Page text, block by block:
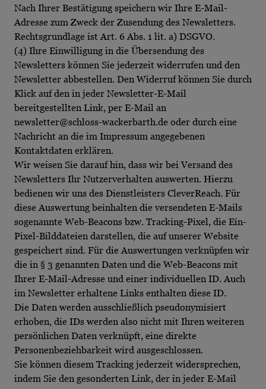
Nach Ihrer Bestätigung speichern wir Ihre E-Mail-
Adresse zum Zweck der Zusendung des Newsletters.
Rechtsgrundlage ist Art. 6 Abs. 1 lit. a) DSGVO.
(4) Ihre Einwilligung in die Übersendung des
Newsletters können Sie jederzeit widerrufen und den
Newsletter abbestellen. Den Widerruf können Sie durch
Klick auf den in jeder Newsletter-E-Mail
bereitgestellten Link, per E-Mail an
newsletter@schloss-wackerbarth.de oder durch eine
Nachricht an die im Impressum angegebenen
Kontaktdaten erklären.
Wir weisen Sie darauf hin, dass wir bei Versand des
Newsletters Ihr Nutzerverhalten auswerten. Hierzu
bedienen wir uns des Dienstleisters CleverReach. Für
diese Auswertung beinhalten die versendeten E-Mails
sogenannte Web-Beacons bzw. Tracking-Pixel, die Ein-
Pixel-Bilddateien darstellen, die auf unserer Website
gespeichert sind. Für die Auswertungen verknüpfen wir
die in § 3 genannten Daten und die Web-Beacons mit
Ihrer E-Mail-Adresse und einer individuellen ID. Auch
im Newsletter erhaltene Links enthalten diese ID.
Die Daten werden ausschließlich pseudonymisiert
erhoben, die IDs werden also nicht mit Ihren weiteren
persönlichen Daten verknüpft, eine direkte
Personenbeziehbarkeit wird ausgeschlossen.
Sie können diesem Tracking jederzeit widersprechen,
indem Sie den gesonderten Link, der in jeder E-Mail